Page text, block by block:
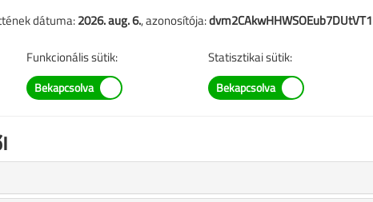
TARTALOM
|
dátuma:2026. aug. 6., azonosítója:
Funkcionális sütik: Statisztikai sütik: